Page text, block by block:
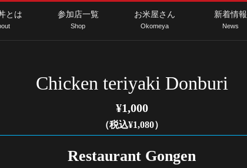
とは 参加店一覧
Shop
お米屋さん
Okomeya
新着情報
News
Chicken teriyaki Donburi
¥1,000
（税込¥1,080）
Restaurant Gongen